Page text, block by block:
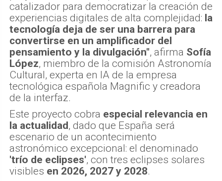
catalizador para democratizar la creación de
experiencias digitales de alta complejidad: la
tecnología deja de ser una barrera para
convertirse en un amplificador del
pensamiento y la divulgación", afirma Sofía
López, miembro de la comisión Astronomía
Cultural, experta en IA de la empresa
tecnológica española Magnific y creadora
de la interfaz.
Este proyecto cobra especial relevancia en
la actualidad, dado que España será
escenario de un acontecimiento
astronómico excepcional: el denominado
'trío de eclipses', con tres eclipses solares
visibles en 2026, 2027 y 2028.